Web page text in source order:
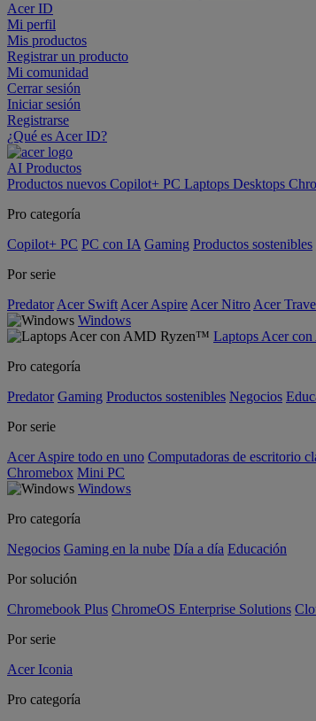
Acer ID
Mi perfil
Mis productos
Registrar un producto
Mi comunidad
Cerrar sesión
Iniciar sesión
Registrarse
¿Qué es Acer ID?
AI Productos
Productos nuevos Copilot+ PC Laptops Desktops
Pro categoría
Copilot+ PC PC con IA Gaming Productos sostenibles
Por serie
Predator Acer Swift Acer Aspire Acer Nitro Acer
Windows
Laptops Acer
Pro categoría
Predator Gaming Productos sostenibles Negocios
Por serie
Acer Aspire todo en uno Computadoras de escritorio
Chromebox Mini PC
Windows
Pro categoría
Negocios Gaming en la nube Día a día Educación
Por solución
Chromebook Plus ChromeOS Enterprise Solutions
Por serie
Acer Iconia
Pro categoría